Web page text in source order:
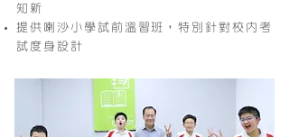
知新
提供喇沙小學試前溫習班，特別針對校內考
試度身設計